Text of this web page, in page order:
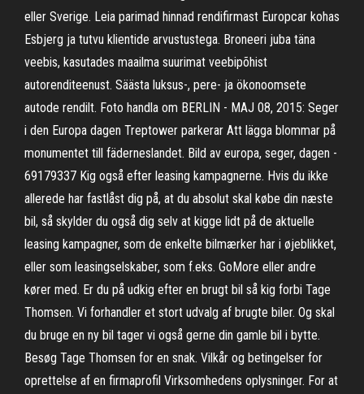
eller Sverige. Leia parimad hinnad rendifirmast Europcar kohas
Esbjerg ja tutvu klientide arvustustega. Broneeri juba täna
veebis, kasutades maailma suurimat veebipõhist
autorenditeenust. Säästa luksus-, pere- ja ökonoomsete
autode rendilt. Foto handla om BERLIN - MAJ 08, 2015: Seger
i den Europa dagen Treptower parkerar Att lägga blommar på
monumentet till fäderneslandet. Bild av europa, seger, dagen -
69179337 Kig også efter leasing kampagnerne. Hvis du ikke
allerede har fastlåst dig på, at du absolut skal købe din næste
bil, så skylder du også dig selv at kigge lidt på de aktuelle
leasing kampagner, som de enkelte bilmærker har i øjeblikket,
eller som leasingselskaber, som f.eks. GoMore eller andre
kører med. Er du på udkig efter en brugt bil så kig forbi Tage
Thomsen. Vi forhandler et stort udvalg af brugte biler. Og skal
du bruge en ny bil tager vi også gerne din gamle bil i bytte.
Besøg Tage Thomsen for en snak. Vilkår og betingelser for
oprettelse af en firmaprofil Virksomhedens oplysninger. For at